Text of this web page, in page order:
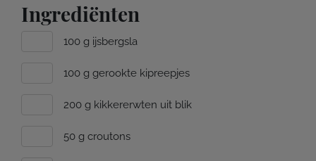
Ingrediënten
100 g ijsbergsla
100 g gerookte kipreepjes
200 g kikkererwten uit blik
50 g croutons